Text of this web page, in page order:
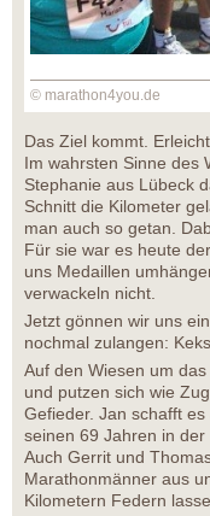
© marathon4you.de
Das Ziel kommt.
Im wahrsten Sinne des
Stephanie aus Lübeck
Schnitt die Kilometer
man auch so getan.
Für sie war es heute
uns Medaillen
verwackeln nicht.
Jetzt gönnen wir uns
nochmal zulangen:
Auf den Wiesen um
und putzen sich wie
Gefieder. Jan schafft
seinen 69 Jahren in
Auch Gerrit und
Marathonmänner aus
Kilometern Federn